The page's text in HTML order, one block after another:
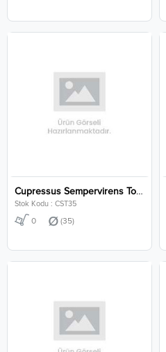
Cupressus Sempervirens Totem Clt 35
Stok Kodu : CST35
0 (35)